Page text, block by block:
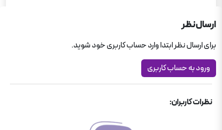
انگلیسی دهم تجربی
کمک درسی دبیرستان
ارسال نظر
برای ارسال نظر ابتدا وارد حساب کاربری خود شوید.
ورود به حساب کاربری
نظرات کاربران: